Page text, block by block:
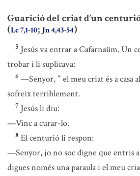
Guarició del criat d’un
(Lc 7,1-10; Jn 4,43-54)
5 Jesús va entrar a Cafarnaüm. Un
trobar i li suplicava:
6 —Senyor, * el meu criat és a casa
sofreix terriblement.
7 Jesús li diu:
—Vinc a curar-lo.
8 El centurió li respon:
—Senyor, jo no soc digne que entris a
digues només una paraula i el meu